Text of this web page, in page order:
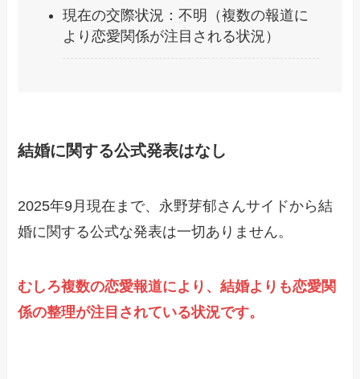
現在の交際状況：不明（複数の報道に
より恋愛関係が注目される状況）
結婚に関する公式発表はなし
2025年9月現在まで、永野芽郁さんサイドから結
婚に関する公式な発表は一切ありません。
むしろ複数の恋愛報道により、結婚よりも恋愛関
係の整理が注目されている状況です。